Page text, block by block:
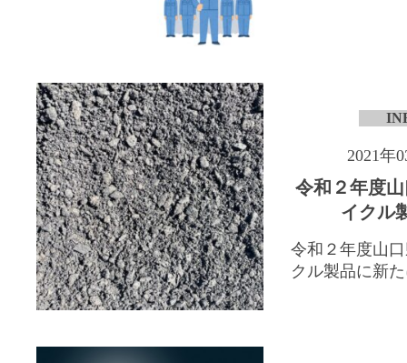
2021年
令和２年度
イクル
令和２年度山
クル製品に新